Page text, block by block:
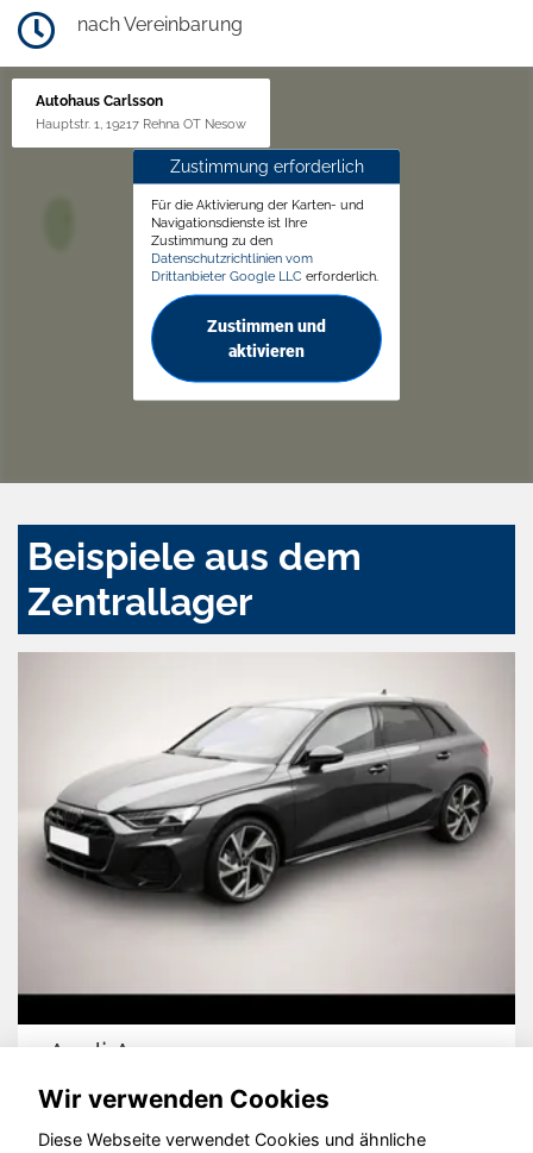
nach Vereinbarung
Autohaus Carlsson
Hauptstr. 1, 19217 Rehna OT Nesow
Zustimmung erforderlich
Für die Aktivierung der Karten- und
Navigationsdienste ist Ihre
Zustimmung zu den
Datenschutzrichtlinien vom
Drittanbieter Google LLC erforderlich.
Zustimmen und
aktivieren
Beispiele aus dem
Zentrallager
Audi A3
Wir verwenden Cookies
Diese Webseite verwendet Cookies und ähnliche